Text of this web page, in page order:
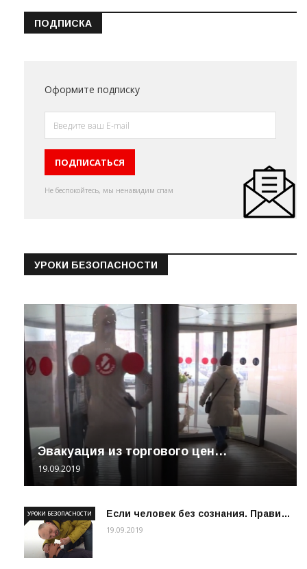
ПОДПИСКА
Оформите подписку
Не беспокойтесь, мы ненавидим спам
УРОКИ БЕЗОПАСНОСТИ
Эвакуация из торгового цен…
19.09.2019
Если человек без сознания. Прави…
УРОКИ БЕЗОПАСНОСТИ
19.09.2019